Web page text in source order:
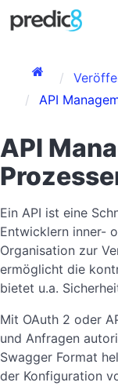
API
API
Ein API ist eine
Entwicklern inner-
Organisation zur
ermöglicht die
bietet u.a.
Mit OAuth 2 oder
und Anfragen
Swagger Format
der Konfiguration